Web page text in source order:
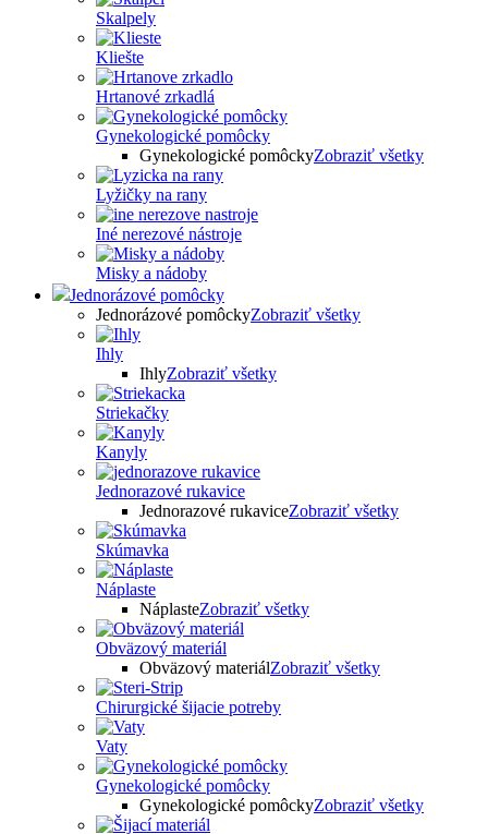
Skalpely
Kliešte
Hrtanové zrkadlá
Gynekologické pomôcky
Gynekologické pomôckyZobraziť všetky
Lyžičky na rany
Iné nerezové nástroje
Misky a nádoby
Jednorázové pomôcky
Jednorázové pomôckyZobraziť všetky
Ihly
IhlyZobraziť všetky
Striekačky
Kanyly
Jednorazové rukavice
Jednorazové rukaviceZobraziť všetky
Skúmavka
Náplaste
NáplasteZobraziť všetky
Obväzový materiál
Obväzový materiálZobraziť všetky
Chirurgické šijacie potreby
Vaty
Gynekologické pomôcky
Gynekologické pomôckyZobraziť všetky